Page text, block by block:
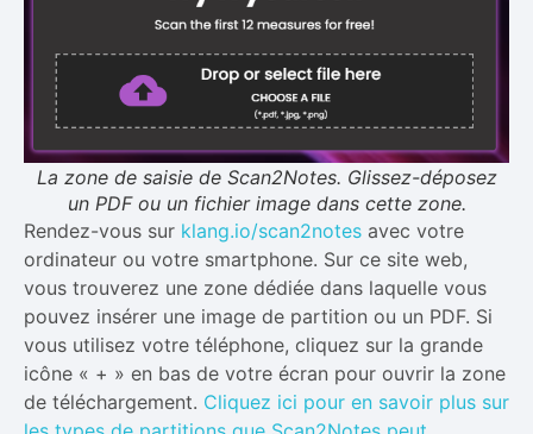
La zone de saisie de Scan2Notes. Glissez-déposez
un PDF ou un fichier image dans cette zone.
Rendez-vous sur klang.io/scan2notes avec votre
ordinateur ou votre smartphone. Sur ce site web,
vous trouverez une zone dédiée dans laquelle vous
pouvez insérer une image de partition ou un PDF. Si
vous utilisez votre téléphone, cliquez sur la grande
icône « + » en bas de votre écran pour ouvrir la zone
de téléchargement. Cliquez ici pour en savoir plus sur